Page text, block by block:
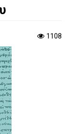
1108